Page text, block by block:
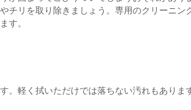
チリを取り除きましょう。専用のクリーニン
す。
。軽く拭いただけでは落ちない汚れもありま